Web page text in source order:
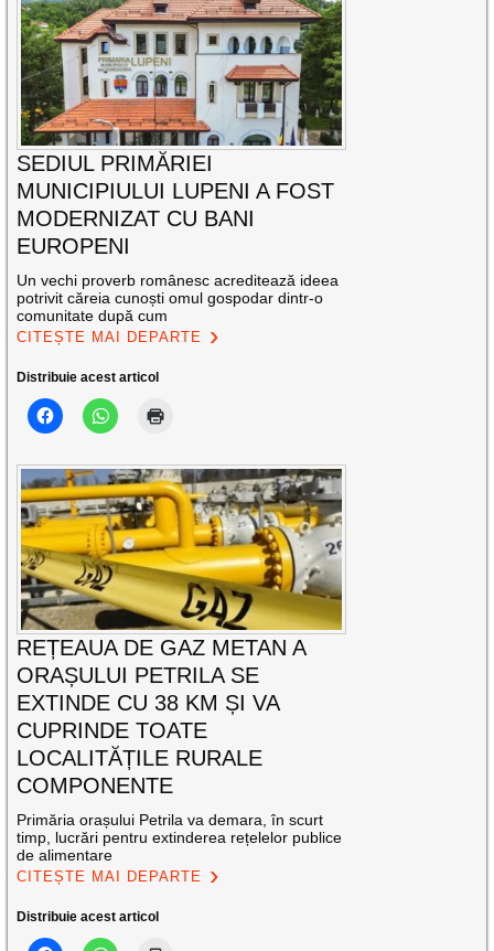
SEDIUL PRIMĂRIEI
MUNICIPIULUI LUPENI A FOST
MODERNIZAT CU BANI
EUROPENI
Un vechi proverb românesc acreditează ideea
potrivit căreia cunoști omul gospodar dintr-o
comunitate după cum
CITEȘTE MAI DEPARTE
Distribuie acest articol
REȚEAUA DE GAZ METAN A
ORAȘULUI PETRILA SE
EXTINDE CU 38 KM ȘI VA
CUPRINDE TOATE
LOCALITĂȚILE RURALE
COMPONENTE
Primăria orașului Petrila va demara, în scurt
timp, lucrări pentru extinderea rețelelor publice
de alimentare
CITEȘTE MAI DEPARTE
Distribuie acest articol